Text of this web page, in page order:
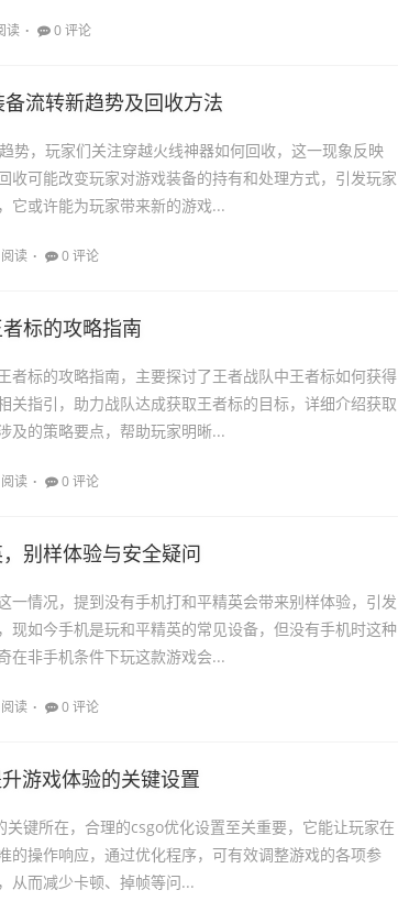
读 0 评论
流转新趋势及回收方法
势，玩家们关注穿越火线神器如何回收，这一现象反映
收可能改变玩家对游戏装备的持有和处理方式，引发玩家
它或许能为玩家带来新的游戏...
读 0 评论
标的攻略指南
者标的攻略指南，主要探讨了王者战队中王者标如何获得
关指引，助力战队达成获取王者标的目标，详细介绍获取
及的策略要点，帮助玩家明晰...
读 0 评论
别样体验与安全疑问
一情况，提到没有手机打和平精英会带来别样体验，引发
现如今手机是玩和平精英的常见设备，但没有手机时这种
在非手机条件下玩这款游戏会...
读 0 评论
游戏体验的关键设置
关键所在，合理的csgo优化设置至关重要，它能让玩家在
的操作响应，通过优化程序，可有效调整游戏的各项参
从而减少卡顿、掉帧等问...